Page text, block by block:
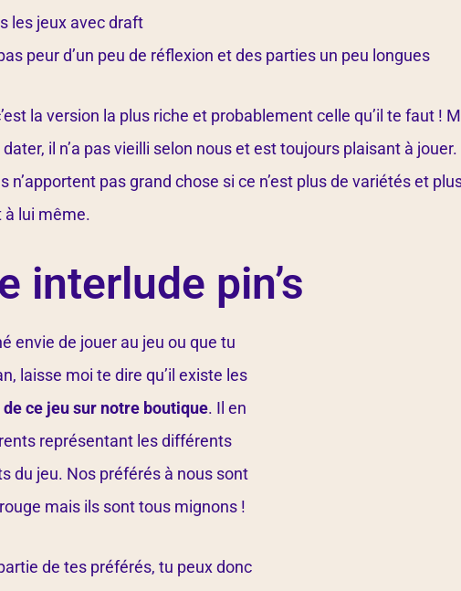
les jeux avec draft
peur d’un peu de réflexion et des parties un peu longues
la version la plus riche et probablement celle qu’il te faut !
il n’a pas vieilli selon nous et est toujours plaisant à
n’apportent pas grand chose si ce n’est plus de variétés et
à lui même.
interlude pin’s
envie de jouer au jeu ou que tu
laisse moi te dire qu’il existe les
de ce jeu sur notre boutique. Il en
représentant les différents
du jeu. Nos préférés à nous sont
mais ils sont tous mignons !
de tes préférés, tu peux donc